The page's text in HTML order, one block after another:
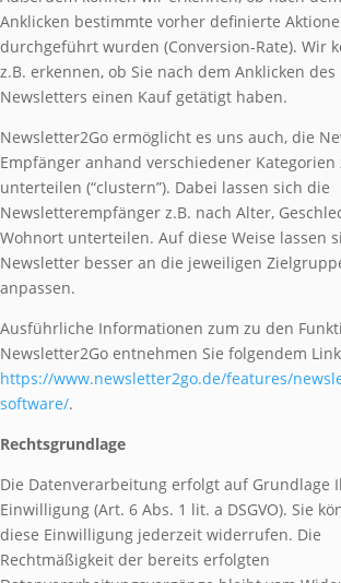
Anklicken bestimmte vorher definierte
durchgeführt wurden (Conversion-Rate). Wir
z.B. erkennen, ob Sie nach dem Anklicken des
Newsletters einen Kauf getätigt haben.
Newsletter2Go ermöglicht es uns auch, die
Empfänger anhand verschiedener Kategorien
unterteilen (“clustern”). Dabei lassen sich die
Newsletterempfänger z.B. nach Alter,
Wohnort unterteilen. Auf diese Weise lassen
Newsletter besser an die jeweiligen
anpassen.
Ausführliche Informationen zum zu den
Newsletter2Go entnehmen Sie folgendem
https://www.newsletter2go.de/features/
software/.
Rechtsgrundlage
Die Datenverarbeitung erfolgt auf Grundlage
Einwilligung (Art. 6 Abs. 1 lit. a DSGVO). Sie
diese Einwilligung jederzeit widerrufen. Die
Rechtmäßigkeit der bereits erfolgten